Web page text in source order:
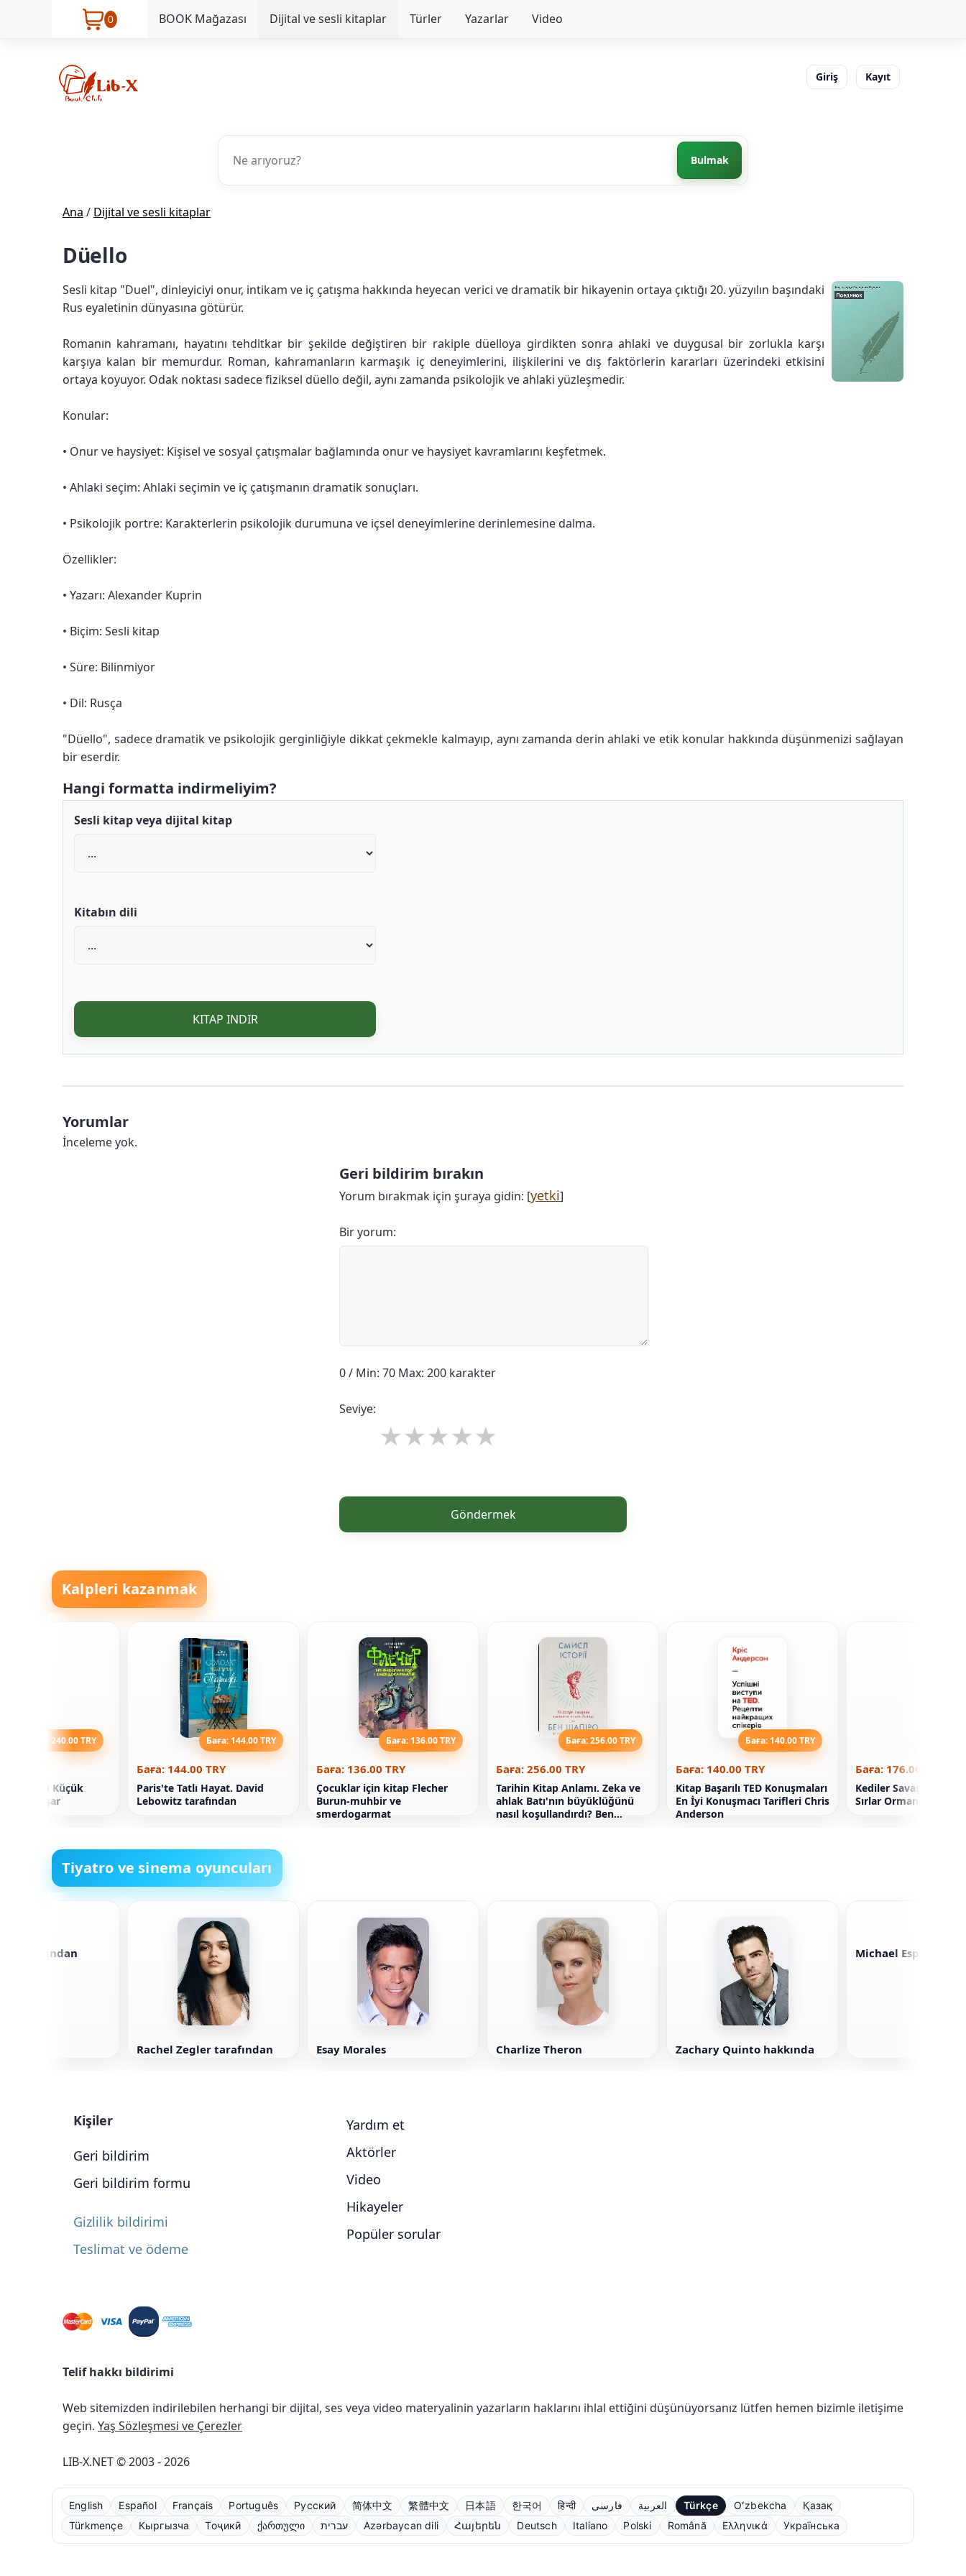
0 BOOK Mağazası Dijital ve sesli kitaplar Türler Yazarlar Video
Giriş Kayıt
Bulmak
Ana / Dijital ve sesli kitaplar
Düello
Sesli kitap "Duel", dinleyiciyi onur, intikam ve iç çatışma hakkında heyecan verici ve dramatik bir hikayenin ortaya çıktığı 20. yüzyılın başındaki
Rus eyaletinin dünyasına götürür.
Romanın kahramanı, hayatını tehditkar bir şekilde değiştiren bir rakiple düelloya girdikten sonra ahlaki ve duygusal bir zorlukla karşı
karşıya kalan bir memurdur. Roman, kahramanların karmaşık iç deneyimlerini, ilişkilerini ve dış faktörlerin kararları üzerindeki etkisini
ortaya koyuyor. Odak noktası sadece fiziksel düello değil, aynı zamanda psikolojik ve ahlaki yüzleşmedir.
Konular:
• Onur ve haysiyet: Kişisel ve sosyal çatışmalar bağlamında onur ve haysiyet kavramlarını keşfetmek.
• Ahlaki seçim: Ahlaki seçimin ve iç çatışmanın dramatik sonuçları.
• Psikolojik portre: Karakterlerin psikolojik durumuna ve içsel deneyimlerine derinlemesine dalma.
Özellikler:
• Yazarı: Alexander Kuprin
• Biçim: Sesli kitap
• Süre: Bilinmiyor
• Dil: Rusça
"Düello", sadece dramatik ve psikolojik gerginliğiyle dikkat çekmekle kalmayıp, aynı zamanda derin ahlaki ve etik konular hakkında düşünmenizi sağlayan
bir eserdir.
Hangi formatta indirmeliyim?
Sesli kitap veya dijital kitap
Kitabın dili
KITAP INDIR
Yorumlar
İnceleme yok.
Geri bildirim bırakın
Yorum bırakmak için şuraya gidin: [yetki]
Bir yorum:
0 / Min: 70 Max: 200 karakter
Seviye:
Göndermek
Kalpleri kazanmak
Баға: 240.00 TRY
için kitap Küçük
nasıl yaşar
Баға: 144.00 TRY
Баға: 144.00 TRY
Paris'te Tatlı Hayat. David
Lebowitz tarafından
Баға: 136.00 TRY
Баға: 136.00 TRY
Çocuklar için kitap Flecher
Burun-muhbir ve
smerdogarmat
Баға: 256.00 TRY
Баға: 256.00 TRY
Tarihin Kitap Anlamı. Zeka ve
ahlak Batı'nın büyüklüğünü
nasıl koşullandırdı? Ben
Баға: 140.00 TRY
Баға: 140.00 TRY
Kitap Başarılı TED Konuşmaları
En İyi Konuşmacı Tarifleri Chris
Anderson
Баға: 176.00 TRY
Kediler Savaşçılar 1.
Sırlar Ormanı
Tiyatro ve sinema oyuncuları
tarafından
Rachel Zegler tarafından Esay Morales Charlize Theron Zachary Quinto hakkında
Michael Esper
Kişiler
Geri bildirim
Geri bildirim formu
Gizlilik bildirimi
Teslimat ve ödeme
Yardım et
Aktörler
Video
Hikayeler
Popüler sorular
Telif hakkı bildirimi
Web sitemizden indirilebilen herhangi bir dijital, ses veya video materyalinin yazarların haklarını ihlal ettiğini düşünüyorsanız lütfen hemen bizimle iletişime
geçin. Yaş Sözleşmesi ve Çerezler
LIB-X.NET © 2003 - 2026
English Español Français Português Русский 简体中文 繁體中文 日本語 한국어 हिन्दी فارسی العربية Türkçe Oʻzbekcha
Қазақ
Türkmençe
Кыргызча Тоҷикӣ ქართული עברית Azərbaycan dili Հայերեն Deutsch Italiano Polski Română Ελληνικά Українська